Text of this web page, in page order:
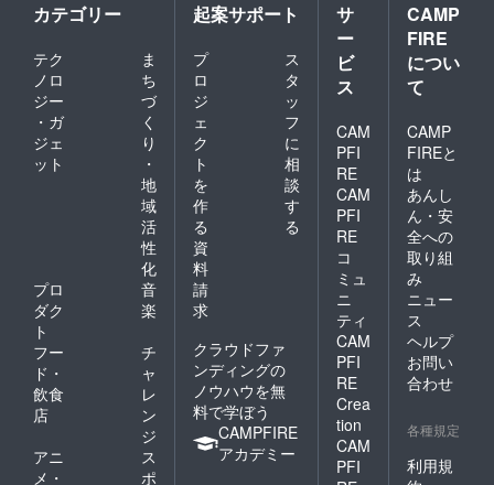
カテゴリー
テク
ノロ
ジー
・ガ
ジェ
ット
ま
ち
づ
く
り
・
地
域
活
性
化
プロ
ダク
ト
音
楽
フー
ド・
飲食
店
チ
ャ
レ
ン
ジ
アニ
メ・
ス
ポ
起案サポート
プ
ロ
ジ
ェ
ク
ト
を
作
る
ス
タ
ッ
フ
に
相
談
す
る
資
料
請
求
クラウドファ
ンディングの
ノウハウを無
料で学ぼう
CAMPFIRE
アカデミー
サ
ー
ビ
ス
CAM
PFI
RE
CAM
PFI
RE
コ
ミュ
ニ
ティ
CAM
PFI
RE
Crea
tion
CAM
PFI
CAMP
FIRE
につい
て
CAMP
FIREと
は
あんし
ん・安
全への
取り組
み
ニュー
ス
ヘルプ
お問い
合わせ
各種規定
利用規